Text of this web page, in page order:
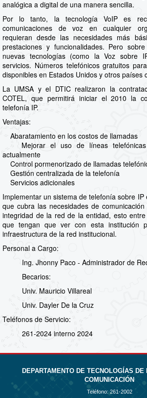
analógica a digital de una manera sencilla.
Por lo tanto, la tecnología VoIP es
comunicaciones de voz en cualquier
requieran desde las necesidades más
prestaciones y funcionalidades. Pero
nuevas tecnologías (como la Voz sobre
servicios. Números telefónicos gratuitos
disponibles en Estados Unidos y otros países
La UMSA y el DTIC realizaron la
COTEL, que permitirá iniciar el 2010 la
telefonía IP.
Ventajas:
Abaratamiento en los costos de llamadas
Mejorar el uso de líneas telefónicas
actualmente
Control pormenorizado de llamadas
Gestión centralizada de la telefonía
Servicios adicionales
Implementar un sistema de telefonía sobre IP
que cubra las necesidades de
integridad de la red de la entidad, esto
que tengan que ver con esta institución
infraestructura de la red institucional.
Personal a Cargo:
Ing. Jhonny Paco - Administrador de
Becarios:
Univ. Mauricio Villareal
Univ. Dayler De la Cruz
Teléfonos de Servicio:
261-2024 interno 2024
DEPARTAMENTO DE TECNOLOGÍAS DE
COMUNICACIÓN
Teléfono: 261-2002